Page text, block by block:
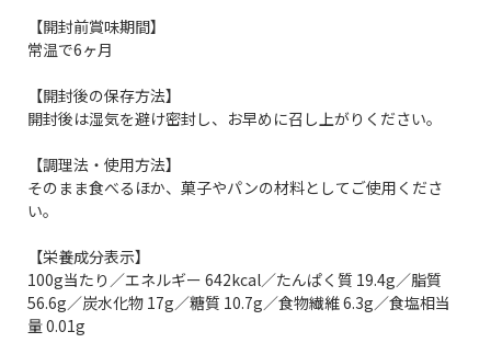
【開封前賞味期間】
常温で6ヶ月
【開封後の保存方法】
開封後は湿気を避け密封し、お早めに召し上がりください。
【調理法・使用方法】
そのまま食べるほか、菓子やパンの材料としてご使用くださ
い。
【栄養成分表示】
100g当たり／エネルギー 642kcal／たんぱく質 19.4g／脂質
56.6g／炭水化物 17g／糖質 10.7g／食物繊維 6.3g／食塩相当
量 0.01g